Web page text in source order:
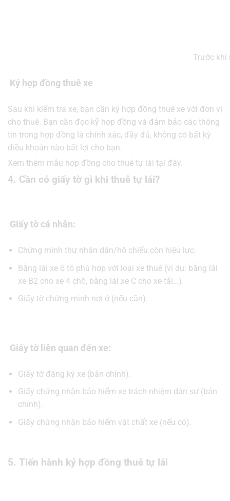
Trước khi
Ký hợp đồng thuê xe
Sau khi kiểm tra xe, bạn cần ký hợp đồng thuê xe với đơn vị
cho thuê. Bạn cần đọc kỹ hợp đồng và đảm bảo các thông
tin trong hợp đồng là chính xác, đầy đủ, không có bất kỳ
điều khoản nào bất lợi cho bạn.
Xem thêm mẫu hợp đồng cho thuê tự lái tại đây.
4. Cần có giấy tờ gì khi thuê tự lái?
Giấy tờ cá nhân:
Chứng minh thư nhân dân/hộ chiếu còn hiệu lực.
Bằng lái xe ô tô phù hợp với loại xe thuê (ví dụ: bằng lái
xe B2 cho xe 4 chỗ, bằng lái xe C cho xe tải…).
Giấy tờ chứng minh nơi ở (nếu cần).
Giấy tờ liên quan đến xe:
Giấy tờ đăng ký xe (bản chính).
Giấy chứng nhận bảo hiểm xe trách nhiệm dân sự (bản
chính).
Giấy chứng nhận bảo hiểm vật chất xe (nếu có).
5. Tiến hành ký hợp đồng thuê tự lái